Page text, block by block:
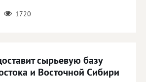
1720
сырьевую базу
и Восточной Сибири